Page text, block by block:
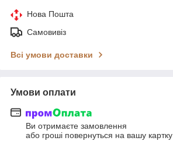
Нова Пошта
Самовивіз
Всі умови доставки
Умови оплати
Ви отримаєте замовлення
або гроші повернуться на вашу картку